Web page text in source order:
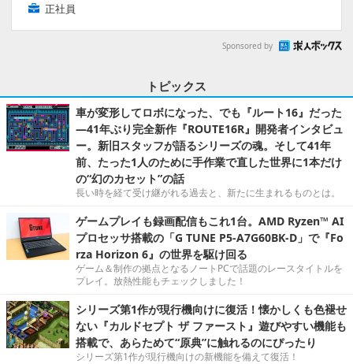
正社員
Sponsored by
トピックス
車が変形してロボになった、でも『ルート16』だった
―41年ぶり完全新作『ROUTE16R』開発者インタビュ
ー。新旧スタッフが語るシリーズの魂。そして41年
前、たった1人のために手作業で直した世界に1本だけ
の“幻のカセット”の話
長い時を経て受け継がれる過去と、新たに生まれるものとは。
ゲームプレイも録画配信もこれ1台。AMD Ryzen™ AI
プロセッサ搭載の「G TUNE P5-A7G60BK-D」で『Fo
rza Horizon 6』の世界を駆け回る
ゲーム＆制作の拠点となるノートPCで話題のレースタイトルを
プレイ。放熱性能もチェックしました！
シリーズ第1作が現行機向けに復活！懐かしくも色褪せ
ない『カルドセプト ザ ファースト』遊びやすい機能も
搭載で、あらためて“原典”に触れるのにぴったり
シリーズ第1作が現行機向けの新機能を備えて復活！